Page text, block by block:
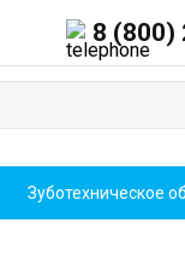
8 (800)
Зуботехническое